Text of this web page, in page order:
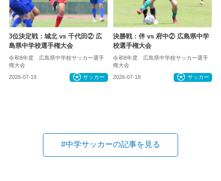
3位決定戦：城北 vs 千代田② 広
島県中学校選手権大会
令和8年度 広島県中学校サッカー選手
権大会
2026-07-19 サッカー
決勝戦：伴 vs 府中② 広島県中学
校選手権大会
令和8年度 広島県中学校サッカー選手
権大会
2026-07-18 サッカー
#中学サッカーの記事を見る